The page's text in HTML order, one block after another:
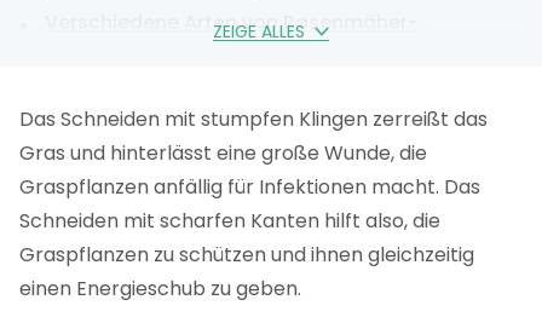
ZEIGE ALLES
Verschiedene Arten von Rasenmäher-
Schritt-Anleitung
Tipps für die Pflege
Häufige Fehler beim Rasenmähermesser
schärfen
Rasenmähermesser schärfen FAQ
Das Schneiden mit stumpfen Klingen zerreißt das
Gras und hinterlässt eine große Wunde, die
Graspflanzen anfällig für Infektionen macht. Das
Schneiden mit scharfen Kanten hilft also, die
Graspflanzen zu schützen und ihnen gleichzeitig
einen Energieschub zu geben.